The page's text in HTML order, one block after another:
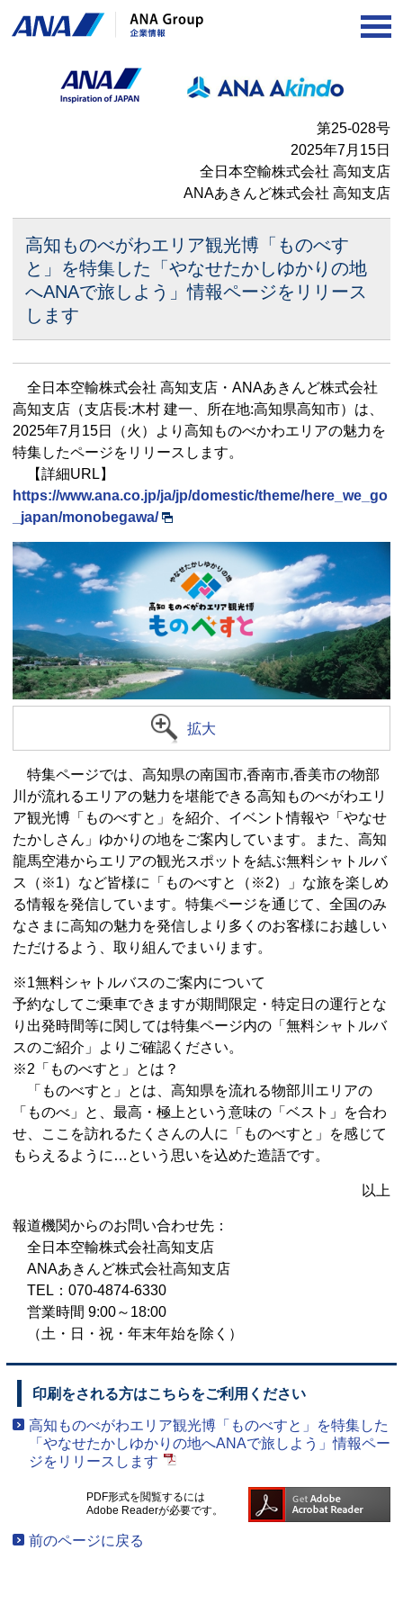
第25-028号
2025年7月15日
全日本空輸株式会社 高知支店
ANAあきんど株式会社 高知支店
高知ものべがわエリア観光博「ものべす
と」を特集した 「やなせたかしゆかりの地
へANAで旅しよう」情報ページをリリース
します
全日本空輸株式会社 高知支店・ANAあきんど株式会社
高知支店（支店長:木村 建一、所在地:高知県高知市）は、
2025年7月15日（火）より高知ものべかわエリアの魅⼒を
特集したページをリリースします。
【詳細URL】
https://www.ana.co.jp/ja/jp/domestic/theme/here_we_go
_japan/monobegawa/
拡大
特集ページでは、高知県の南国市,香南市,香美市の物部
川が流れるエリアの魅力を堪能できる高知ものべがわエリ
ア観光博「ものべすと」を紹介、イベント情報や「やなせ
たかしさん」ゆかりの地をご案内しています。また、高知
龍馬空港からエリアの観光スポットを結ぶ無料シャトルバ
ス（※1）など皆様に「ものべすと（※2）」な旅を楽しめ
る情報を発信しています。特集ページを通じて、全国のみ
なさまに高知の魅⼒を発信しより多くのお客様にお越しい
ただけるよう、取り組んでまいります。
※1無料シャトルバスのご案内について
予約なしてご乗車できますが期間限定・特定日の運行とな
り出発時間等に関しては特集ページ内の「無料シャトルバ
スのご紹介」よりご確認ください。
※2「ものべすと」とは？
「ものべすと」とは、高知県を流れる物部川エリアの
「ものべ」と、最高・極上という意味の「ベスト」を合わ
せ、ここを訪れるたくさんの人に「ものべすと」を感じて
もらえるように…という思いを込めた造語です。
以上
報道機関からのお問い合わせ先：
全日本空輸株式会社高知支店
ANAあきんど株式会社高知支店
TEL：070-4874-6330
営業時間 9:00～18:00
（土・日・祝・年末年始を除く）
印刷をされる方はこちらをご利用ください
高知ものべがわエリア観光博「ものべすと」を特集した
「やなせたかしゆかりの地へANAで旅しよう」情報ペー
ジをリリースします
PDF形式を閲覧するには
Adobe Readerが必要です。
前のページに戻る